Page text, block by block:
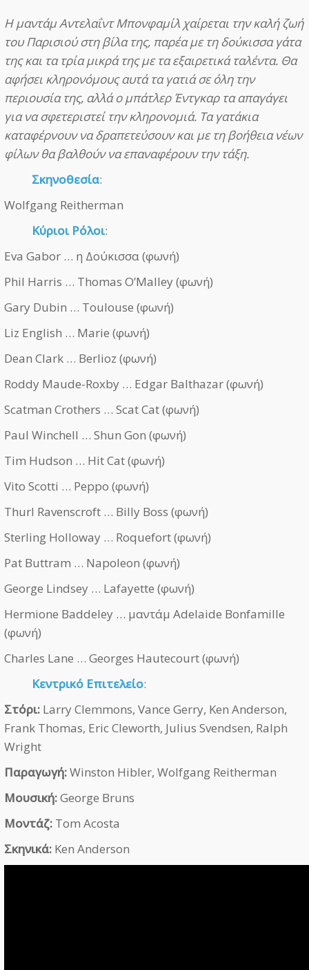
Η μαντάμ Αντελαΐντ Μπονφαμίλ χαίρεται την καλή ζωή
του Παρισιού στη βίλα της, παρέα με τη δούκισσα γάτα
της και τα τρία μικρά της με τα εξαιρετικά ταλέντα. Θα
αφήσει κληρονόμους αυτά τα γατιά σε όλη την
περιουσία της, αλλά ο μπάτλερ Έντγκαρ τα απαγάγει
για να σφετεριστεί την κληρονομιά. Τα γατάκια
καταφέρνουν να δραπετεύσουν και με τη βοήθεια νέων
φίλων θα βαλθούν να επαναφέρουν την τάξη.
Σκηνοθεσία:
Wolfgang Reitherman
Κύριοι Ρόλοι:
Eva Gabor … η Δούκισσα (φωνή)
Phil Harris … Thomas O’Malley (φωνή)
Gary Dubin … Toulouse (φωνή)
Liz English … Marie (φωνή)
Dean Clark … Berlioz (φωνή)
Roddy Maude-Roxby … Edgar Balthazar (φωνή)
Scatman Crothers … Scat Cat (φωνή)
Paul Winchell … Shun Gon (φωνή)
Tim Hudson … Hit Cat (φωνή)
Vito Scotti … Peppo (φωνή)
Thurl Ravenscroft … Billy Boss (φωνή)
Sterling Holloway … Roquefort (φωνή)
Pat Buttram … Napoleon (φωνή)
George Lindsey … Lafayette (φωνή)
Hermione Baddeley … μαντάμ Adelaide Bonfamille
(φωνή)
Charles Lane … Georges Hautecourt (φωνή)
Κεντρικό Επιτελείο:
Στόρι: Larry Clemmons, Vance Gerry, Ken Anderson,
Frank Thomas, Eric Cleworth, Julius Svendsen, Ralph
Wright
Παραγωγή:Winston Hibler, Wolfgang Reitherman
Μουσική:George Bruns
Μοντάζ: Tom Acosta
Σκηνικά: Ken Anderson